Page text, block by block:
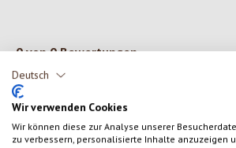
Deutsch
Wir verwenden Cookies
Wir können diese zur Analyse unserer
zu verbessern, personalisierte Inhalte anzuzeigen
0 von 0 Bewertungen
Durchschnittliche Bewertung von 0 von 5
Gib eine Bewertung ab!
Teile deine Erfahrungen mit dem Produkt